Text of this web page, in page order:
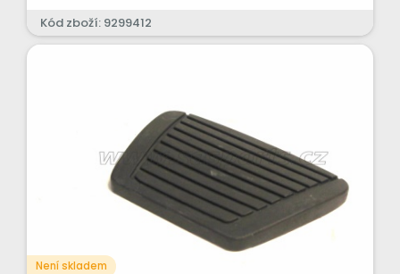
Kód zboží: 9299412
Není skladem